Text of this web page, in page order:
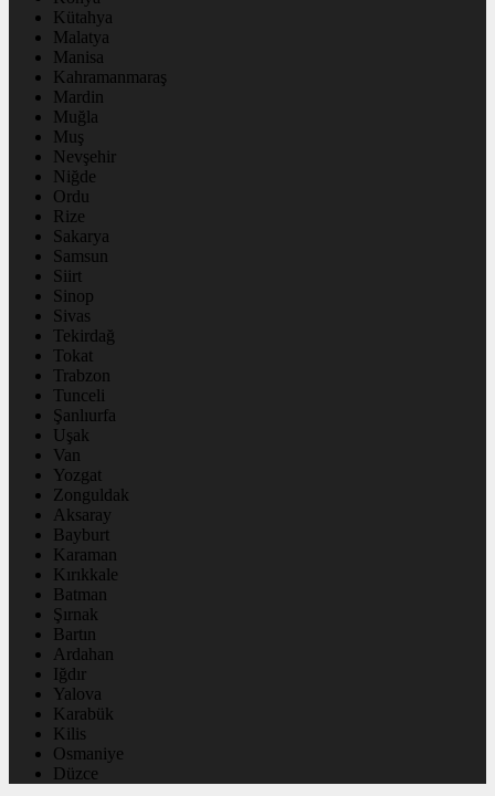
Kütahya
Malatya
Manisa
Kahramanmaraş
Mardin
Muğla
Muş
Nevşehir
Niğde
Ordu
Rize
Sakarya
Samsun
Siirt
Sinop
Sivas
Tekirdağ
Tokat
Trabzon
Tunceli
Şanlıurfa
Uşak
Van
Yozgat
Zonguldak
Aksaray
Bayburt
Karaman
Kırıkkale
Batman
Şırnak
Bartın
Ardahan
Iğdır
Yalova
Karabük
Kilis
Osmaniye
Düzce